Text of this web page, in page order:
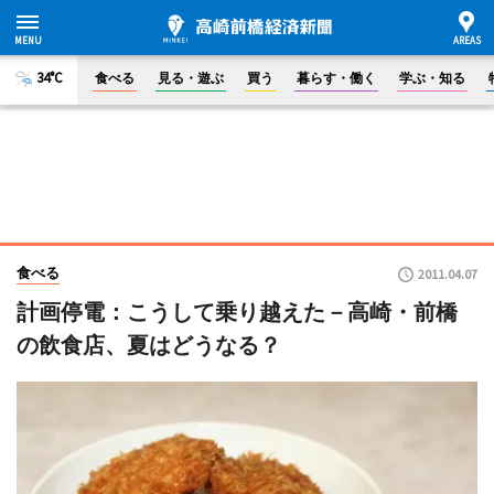
34°C 食べる 見る・遊ぶ 買う 暮らす・働く 学ぶ・知る
食べる 2011.04.07
計画停電：こうして乗り越えた－高崎・前橋
の飲食店、夏はどうなる？